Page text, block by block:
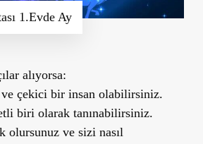
1.Evde Ay
alıyorsa:
çekici bir insan olabilirsiniz.
biri olarak tanınabilirsiniz.
olursunuz ve sizi nasıl